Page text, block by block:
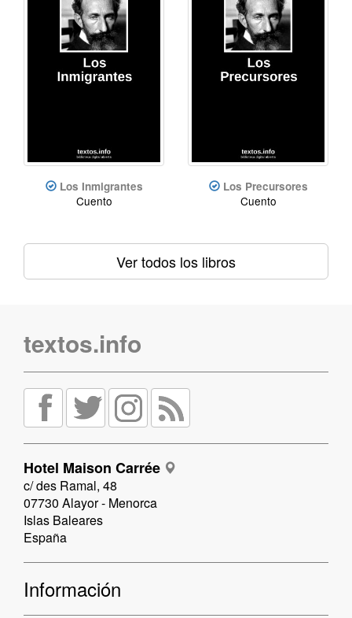
Los Inmigrantes
Cuento
Los Precursores
Cuento
Ver todos los libros
textos.info
Hotel Maison Carrée
c/ des Ramal, 48
07730 Alayor - Menorca
Islas Baleares
España
Información